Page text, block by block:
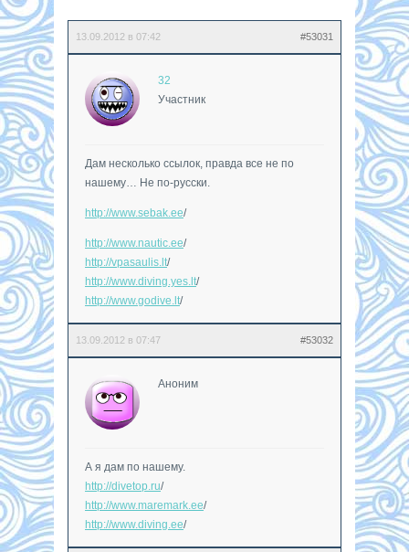
13.09.2012 в 07:42 #53031
32
Участник
Дам несколько ссылок, правда все не по
нашему… Не по-русски.
http://www.sebak.ee/
http://www.nautic.ee/
http://vpasaulis.lt/
http://www.diving.yes.lt/
http://www.godive.lt/
13.09.2012 в 07:47 #53032
Аноним
А я дам по нашему.
http://divetop.ru/
http://www.maremark.ee/
http://www.diving.ee/